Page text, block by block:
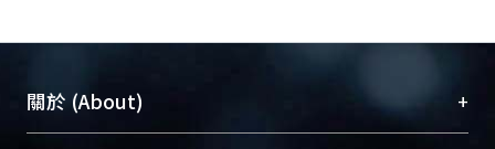
關於 (About) +